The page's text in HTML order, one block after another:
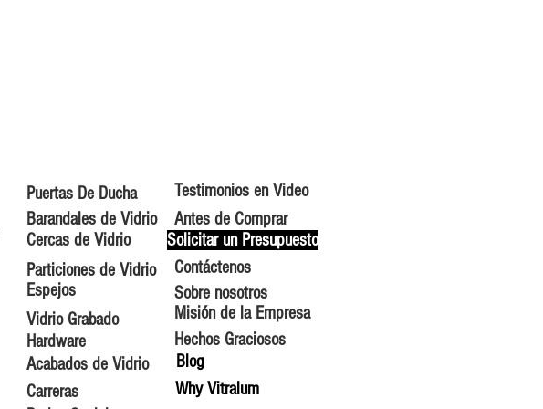
Puertas De Ducha
Barandales de Vidrio
Cercas de Vidrio
Particiones de Vidrio
Espejos
Vidrio Grabado
Hardware
Acabados de Vidrio
Carreras
Testimonios en Video
Antes de Comprar
Solicitar un Presupuesto
Contáctenos
Sobre nosotros
Misión de la Empresa
Hechos Graciosos
Blog
Why Vitralum